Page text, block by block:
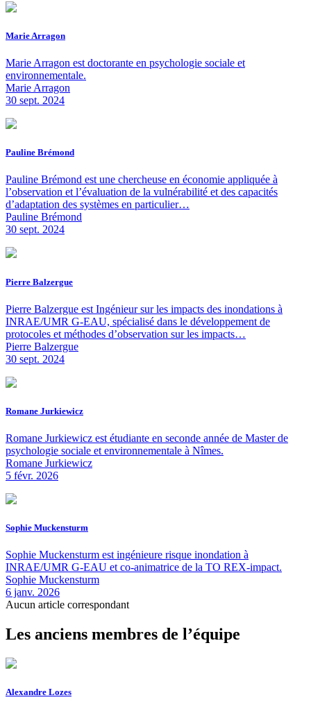
Marie Arragon
Marie Arragon est doctorante en psychologie sociale et
environnementale.
Marie Arragon
30 sept. 2024
Pauline Brémond
Pauline Brémond est une chercheuse en économie appliquée à
l’observation et l’évaluation de la vulnérabilité et des capacités
d’adaptation des systèmes en particulier…
Pauline Brémond
30 sept. 2024
Pierre Balzergue
Pierre Balzergue est Ingénieur sur les impacts des inondations à
INRAE/UMR G-EAU, spécialisé dans le développement de
protocoles et méthodes d’observation sur les impacts…
Pierre Balzergue
30 sept. 2024
Romane Jurkiewicz
Romane Jurkiewicz est étudiante en seconde année de Master de
psychologie sociale et environnementale à Nîmes.
Romane Jurkiewicz
5 févr. 2026
Sophie Muckensturm
Sophie Muckensturm est ingénieure risque inondation à
INRAE/UMR G-EAU et co-animatrice de la TO REX-impact.
Sophie Muckensturm
6 janv. 2026
Aucun article correspondant
Les anciens membres de l’équipe
Alexandre Lozes